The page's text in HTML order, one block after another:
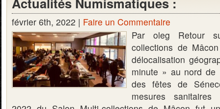
février 6th, 2022 | Faire un Commentaire
Par oleg Retour
collections de
délocalisation
minute » au nord de
des fêtes de
mesures sanitaires